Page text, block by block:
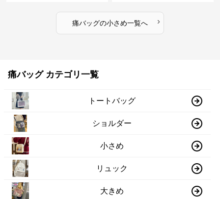
痛バッグの小さめ一覧へ ›
痛バッグ カテゴリ一覧
トートバッグ
ショルダー
小さめ
リュック
大きめ